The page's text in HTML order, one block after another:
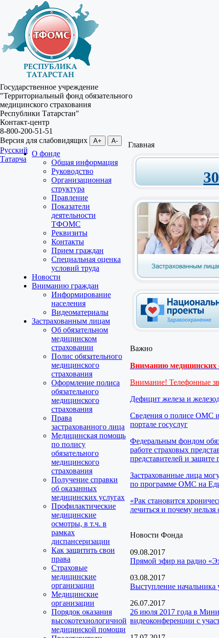
Государственное учреждение
"Территориальный фонд обязательного
медицинского страхования
Республики Татарстан"
Контакт-центр
8-800-200-51-51
Версия для слабовидящих
A+ A-
Русский
Татарча
О фонде
Общая информация
Руководство
Организационная
структура
Правление
Показатели
деятельности
ТФОМС
Реквизиты
Контакты
Прием граждан
Специальная оценка
условий труда
Новости
Вниманию граждан
Информирование
населения
Видеоматериалы
Застрахованным лицам
Об обязательном
медицинском
страховании
Полис обязательного
медицинского
страхования
Оформление полиса
обязательного
медицинского
страхования
Права
застрахованного лица
Медицинская помощь
по полису
обязательного
медицинского
страхования
Получение справки
об оказанных
медицинских услугах
Профилактические
медицинские
осмотры, в т.ч. в
рамках
диспансеризации
Как защитить свои
права
Страховые
медицинские
организации
Медицинские
организации
Порядок оказания
высокотехнологичной
медицинской помощи
Главная
Важно
Вниманию медицинских
Внимание! Телефонные
Дефицит железа и
Сведения о полисе ОМС
портале госуслуг
Федеральным фондом
работе страховых
представителей и защите
Застрахованные лица
по программе ОМС на
«Рак становится
лечиться и почему нельзя
Новости Фонда
09.08.2017
Прямой эфир на радио
03.08.2017
Выступление
26.07.2017
26 июля 2017 года в
видеоконференции с